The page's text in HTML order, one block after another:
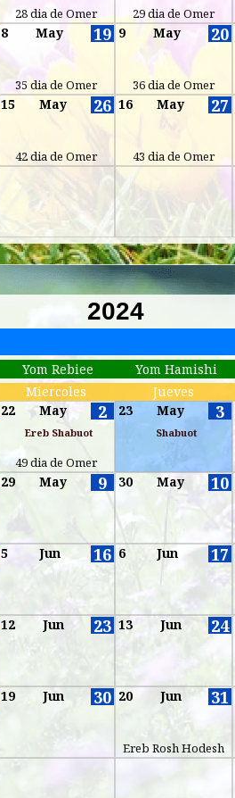
28 dia de Omer 29 dia de Omer
8 May 19
35 dia de Omer
9 May 20
36 dia de Omer
15 May 26
42 dia de Omer
16 May 27
43 dia de Omer
2024
Yom Rebiee Yom Hamishi
Miercoles Jueves
22 May 2
Ereb Shabuot
49 dia de Omer
23 May 3
Shabuot
29 May 9 30 May 10
5 Jun 16 6 Jun 17
12 Jun 23 13 Jun 24
19 Jun 30 20 Jun 31
Ereb Rosh Hodesh